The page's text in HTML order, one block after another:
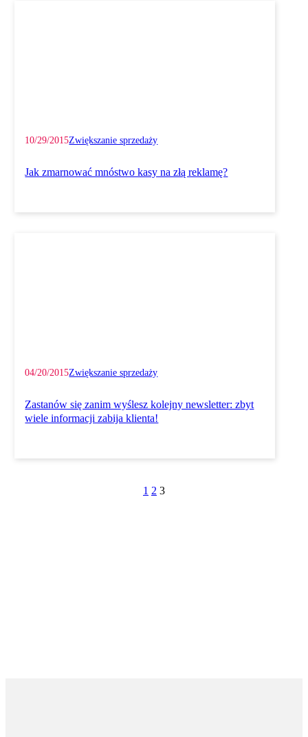
10/29/2015Zwiększanie sprzedaży
Jak zmarnować mnóstwo kasy na złą reklamę?
04/20/2015Zwiększanie sprzedaży
Zastanów się zanim wyślesz kolejny newsletter: zbyt
wiele informacji zabija klienta!
1 2 3